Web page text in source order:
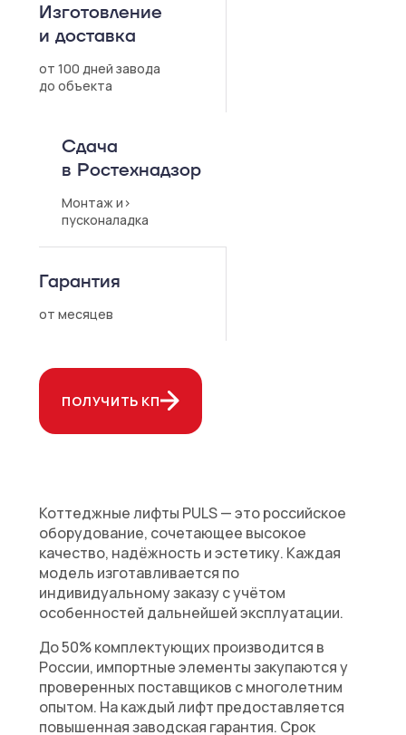
Изготовление
и доставка
от 100 дней завода
до объекта
Сдача
в Ростехнадзор
Монтаж и>
пусконаладка
Гарантия
от месяцев
ПОЛУЧИТЬ КП
Коттеджные лифты PULS — это российское
оборудование, сочетающее высокое
качество, надёжность и эстетику. Каждая
модель изготавливается по
индивидуальному заказу с учётом
особенностей дальнейшей эксплуатации.
До 50% комплектующих производится в
России, импортные элементы закупаются у
проверенных поставщиков с многолетним
опытом. На каждый лифт предоставляется
повышенная заводская гарантия. Срок